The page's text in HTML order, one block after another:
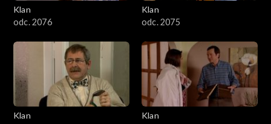
201–300
101–200
1–100
Klan
odc. 2076
Klan
odc. 2075
Klan
Klan